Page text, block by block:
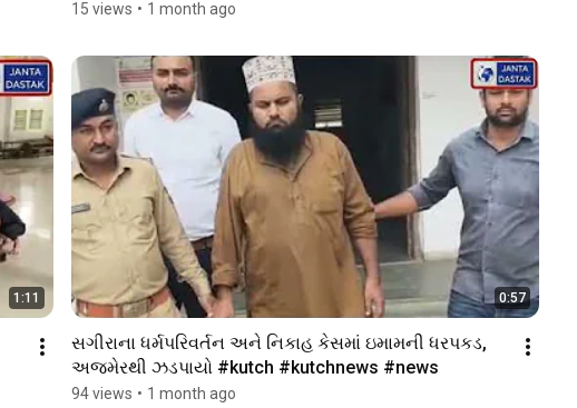
15 views • 1 month ago
1:11 0:57
સગીરાના ધર્મપરિવર્તન અને નિકાહ કેસમાં ઇમામની ધરપકડ,
94 views • 1 month ago